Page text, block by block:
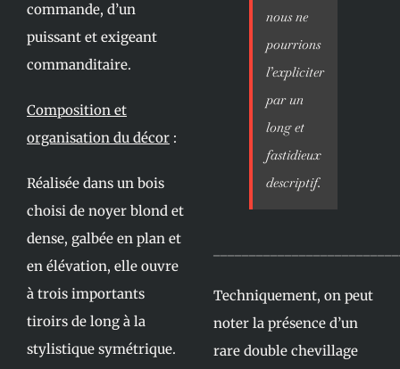
commande, d’un
puissant et exigeant
commanditaire.
Composition et
organisation du décor:
Réalisée dans un bois
choisi de noyer blond et
dense, galbée en plan et
en élévation, elle ouvre
à trois importants
tiroirs de long à la
stylistique symétrique.
nous ne
pourrions
l’expliciter
par un
long et
fastidieux
descriptif.
Techniquement, on peut
noter la présence d’un
rare double chevillage